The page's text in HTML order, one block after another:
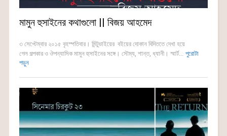
মামুন হুসাইনের কথাগুলো || বিজয় আহমেদ
৩ সেপ্টেম্বার ২০১৫ বৃহস্পতিবার। মিন্টুভাইয়ের বইয়ের দোকান বিদিততে দেখা হয়ে
গেল গল্পকার ও ঔপন্যাসিক মামুন হুসাইনের সঙ্গে। সৌম্য, শান্ত, ধ্যানী। স্মার্ট... পুরোটা
পড়ুন